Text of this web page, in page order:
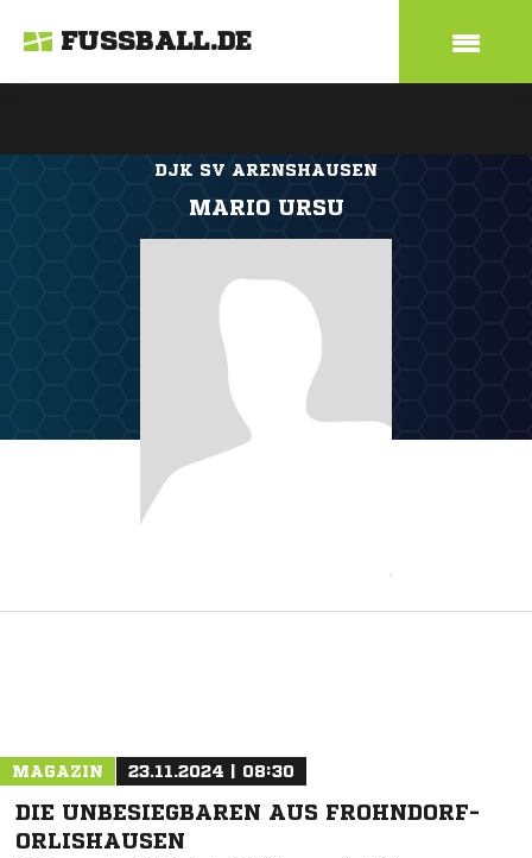
FUSSBALL.DE
DJK SV ARENSHAUSEN
MARIO URSU
MAGAZIN 23.11.2024 | 08:30
DIE UNBESIEGBAREN AUS FROHNDORF-
ORLISHAUSEN